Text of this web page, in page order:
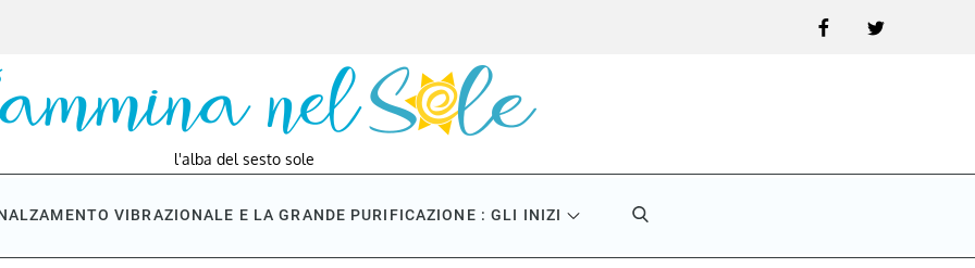
FacebookTwitter
l'alba del sesto sole
VIBRAZIONALE E LA GRANDE PURIFICAZIONE : GLI INIZI